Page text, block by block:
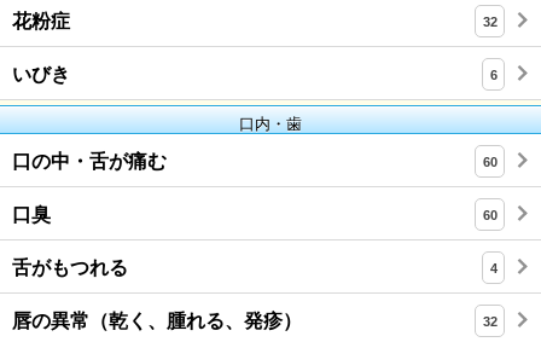
花粉症 32
いびき 6
口内・歯
口の中・舌が痛む 60
口臭 60
舌がもつれる 4
唇の異常（乾く、腫れる、発疹） 32